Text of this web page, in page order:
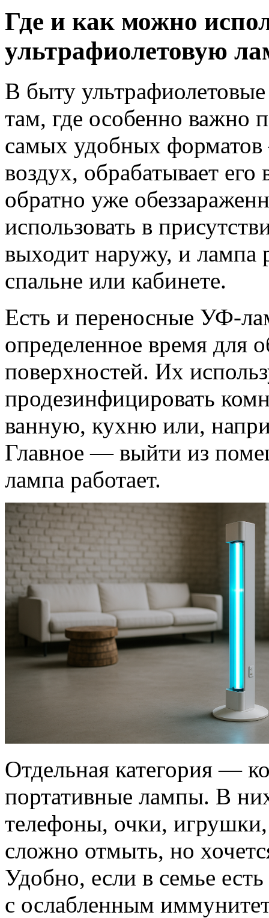
Где и как можно
ультрафиолетовую
В быту
там, где особенно важно
самых удобных форматов
воздух, обрабатывает
обратно уже
использовать в
выходит наружу, и лампа
спальне или кабинете.
Есть и переносные УФ-
определенное время для
поверхностей. Их
продезинфицировать
ванную, кухню или,
Главное — выйти из
лампа работает.
Отдельная категория —
портативные лампы. В
телефоны, очки,
сложно отмыть, но
Удобно, если в семье
с ослабленным